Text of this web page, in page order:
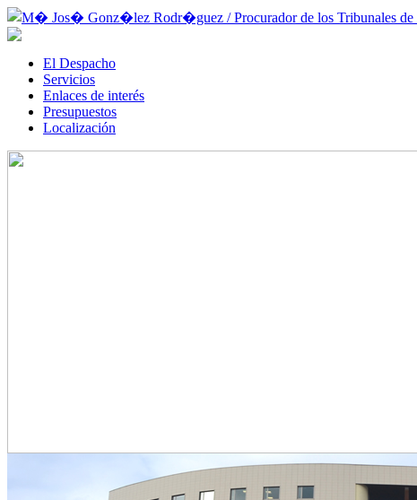
El Despacho
Servicios
Enlaces de interés
Presupuestos
Localización